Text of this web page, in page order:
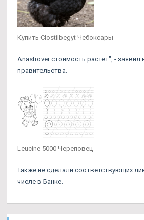
Купить Clostilbegyt Чебоксары
Anastrover стоимость растет", - заявил
правительства.
Leucine 5000 Череповец
Также не сделали соответствующих
числе в Банке.